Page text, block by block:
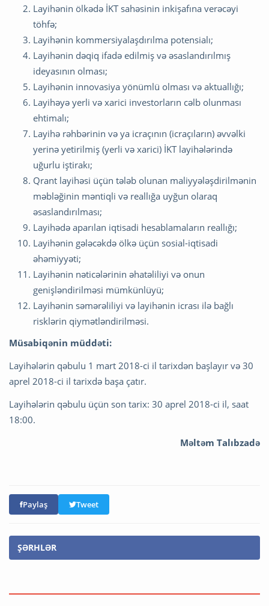
Layihənin ölkədə İKT sahəsinin inkişafına verəcəyi
töhfə;
Layihənin kommersiyalaşdırılma potensialı;
Layihənin dəqiq ifadə edilmiş və əsaslandırılmış
ideyasının olması;
Layihənin innovasiya yönümlü olması və aktuallığı;
Layihəyə yerli və xarici investorların cəlb olunması
ehtimalı;
Layihə rəhbərinin və ya icraçının (icraçıların) əvvəlki
yerinə yetirilmiş (yerli və xarici) İKT layihələrində
uğurlu iştirakı;
Qrant layihəsi üçün tələb olunan maliyyələşdirilmənin
məbləğinin məntiqli və reallığa uyğun olaraq
əsaslandırılması;
Layihədə aparılan iqtisadi hesablamaların reallığı;
Layihənin gələcəkdə ölkə üçün sosial-iqtisadi
əhəmiyyəti;
Layihənin nəticələrinin əhatəliliyi və onun
genişləndirilməsi mümkünlüyü;
Layihənin səmərəliliyi və layihənin icrası ilə bağlı
risklərin qiymətləndirilməsi.
Müsabiqənin müddəti:
Layihələrin qəbulu 1 mart 2018-ci il tarixdən başlayır və 30
aprel 2018-ci il tarixdə başa çatır.
Layihələrin qəbulu üçün son tarix: 30 aprel 2018-ci il, saat
18:00.
Məltəm Talıbzadə
Paylaş Tweet
ŞƏRHLƏR